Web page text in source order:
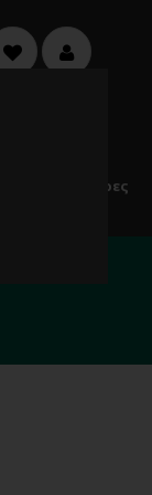
Ανεμιστήρες